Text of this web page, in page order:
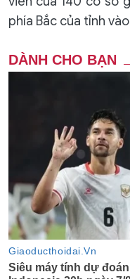
phía Bắc của tỉnh